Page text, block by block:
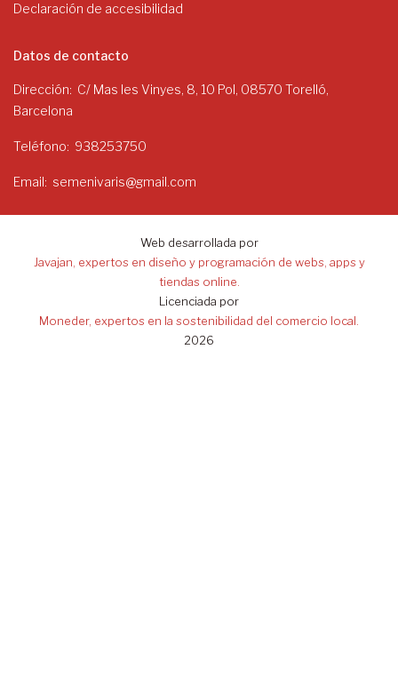
Declaración de accesibilidad
Datos de contacto
Dirección
C/ Mas les Vinyes, 8, 10 Pol, 08570 Torelló,
Barcelona
Teléfono 938253750
Email semenivaris@gmail.com
Web desarrollada por
Javajan, expertos en diseño y programación de webs, apps y
tiendas online.
Licenciada por
Moneder, expertos en la sostenibilidad del comercio local.
2026